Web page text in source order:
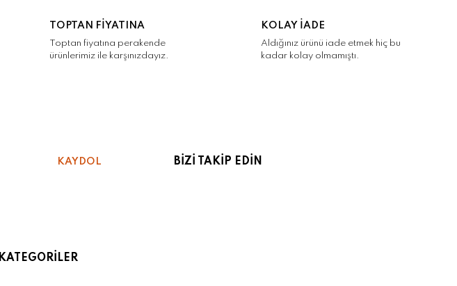
TOPTAN FİYATINA
Toptan fiyatına perakende
ürünlerimiz ile karşınızdayız.
KOLAY İADE
Aldığınız ürünü iade etmek hiç bu
kadar kolay olmamıştı.
KAYDOL BİZİ TAKİP EDİN
KATEGORİLER